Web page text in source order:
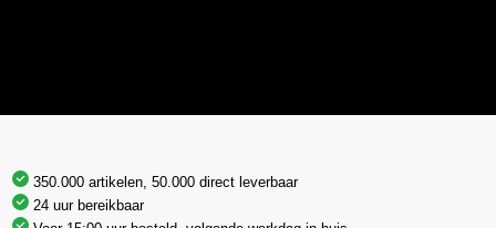
350.000 artikelen, 50.000 direct leverbaar
24 uur bereikbaar